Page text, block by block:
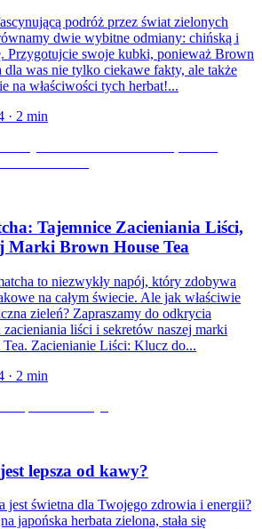
podróż przez świat zielonych
dwie wybitne odmiany: chińską i
Przygotujcie swoje kubki, ponieważ Brown
dla was nie tylko ciekawe fakty, ale także
na właściwości tych herbat!...
· 2 min
Tajemnice Zacieniania Liści,
Marki Brown House Tea
to niezwykły napój, który zdobywa
na całym świecie. Ale jak właściwie
zieleń? Zapraszamy do odkrycia
zacieniania liści i sekretów naszej marki
Zacienianie Liści: Klucz do...
· 2 min
lepsza od kawy?
jest świetna dla Twojego zdrowia i energii?
japońska herbata zielona, stała się